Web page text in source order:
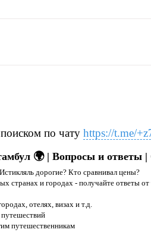
по чату https://t.me/
🌍 | Вопросы и ответы |
дорогие? Кто сравнивал цены?
странах и городах - получайте ответы
отелях, визах и т.д.
путешественникам